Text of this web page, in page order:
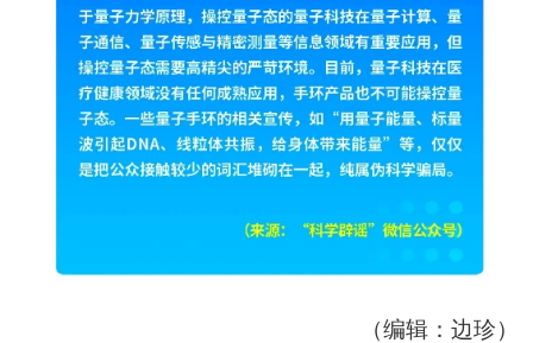
（编辑：边珍）